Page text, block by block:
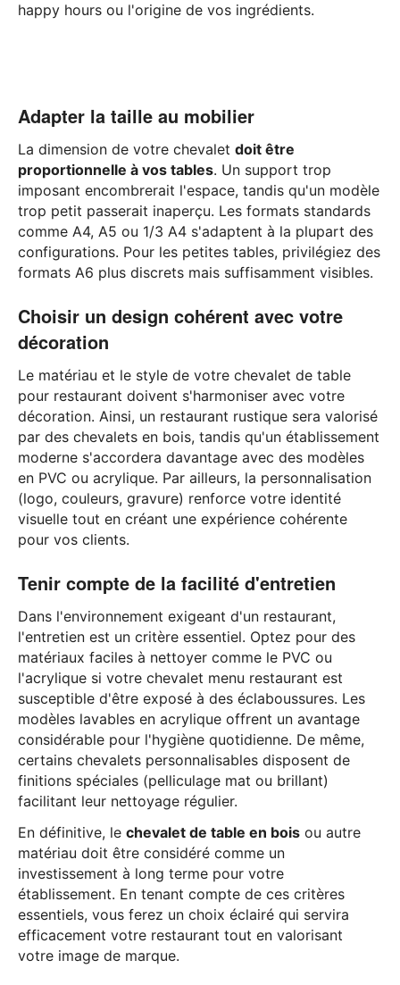
happy hours ou l'origine de vos ingrédients.
Adapter la taille au mobilier
La dimension de votre chevalet doit être
proportionnelle à vos tables. Un support trop
imposant encombrerait l'espace, tandis qu'un modèle
trop petit passerait inaperçu. Les formats standards
comme A4, A5 ou 1/3 A4 s'adaptent à la plupart des
configurations. Pour les petites tables, privilégiez des
formats A6 plus discrets mais suffisamment visibles.
Choisir un design cohérent avec votre
décoration
Le matériau et le style de votre chevalet de table
pour restaurant doivent s'harmoniser avec votre
décoration. Ainsi, un restaurant rustique sera valorisé
par des chevalets en bois, tandis qu'un établissement
moderne s'accordera davantage avec des modèles
en PVC ou acrylique. Par ailleurs, la personnalisation
(logo, couleurs, gravure) renforce votre identité
visuelle tout en créant une expérience cohérente
pour vos clients.
Tenir compte de la facilité d'entretien
Dans l'environnement exigeant d'un restaurant,
l'entretien est un critère essentiel. Optez pour des
matériaux faciles à nettoyer comme le PVC ou
l'acrylique si votre chevalet menu restaurant est
susceptible d'être exposé à des éclaboussures. Les
modèles lavables en acrylique offrent un avantage
considérable pour l'hygiène quotidienne. De même,
certains chevalets personnalisables disposent de
finitions spéciales (pelliculage mat ou brillant)
facilitant leur nettoyage régulier.
En définitive, le chevalet de table en bois ou autre
matériau doit être considéré comme un
investissement à long terme pour votre
établissement. En tenant compte de ces critères
essentiels, vous ferez un choix éclairé qui servira
efficacement votre restaurant tout en valorisant
votre image de marque.